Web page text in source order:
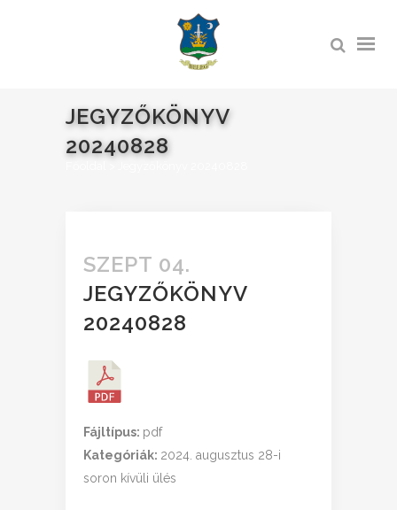
JEGYZŐKÖNYV
20240828
SZEPT 04.
JEGYZŐKÖNYV
20240828
Fájltípus: pdf
Kategóriák: 2024. augusztus 28-i
soron kívüli ülés